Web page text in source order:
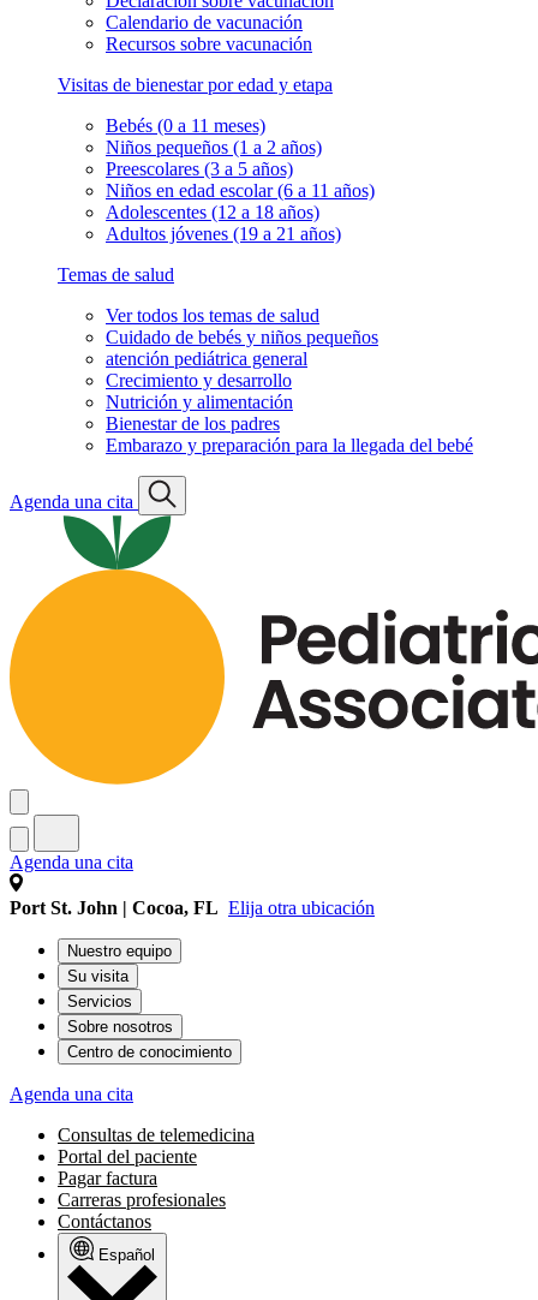
Calendario de vacunación
Recursos sobre vacunación
Visitas de bienestar por edad y etapa
Bebés (0 a 11 meses)
Niños pequeños (1 a 2 años)
Preescolares (3 a 5 años)
Niños en edad escolar (6 a 11 años)
Adolescentes (12 a 18 años)
Adultos jóvenes (19 a 21 años)
Temas de salud
Ver todos los temas de salud
Cuidado de bebés y niños pequeños
atención pediátrica general
Crecimiento y desarrollo
Nutrición y alimentación
Bienestar de los padres
Embarazo y preparación para la llegada del bebé
Agenda una cita
Agenda una cita
Port St. John | Cocoa, FL Elija otra ubicación
Nuestro equipo
Su visita
Servicios
Sobre nosotros
Centro de conocimiento
Agenda una cita
Consultas de telemedicina
Portal del paciente
Pagar factura
Carreras profesionales
Contáctanos
Español